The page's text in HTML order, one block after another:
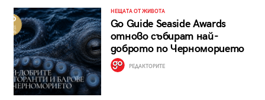
НЕЩАТА ОТ ЖИВОТА
Go Guide Seaside Awards
отново събират най-
доброто по Черноморието
РЕДАКТОРИТЕ